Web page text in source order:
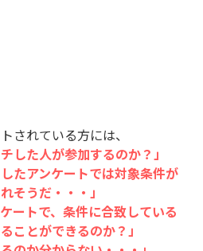
されている方には、
した人が参加するのか？」
たアンケートでは対象条件が
そうだ・・・」
ートで、条件に合致している
ことができるのか？」